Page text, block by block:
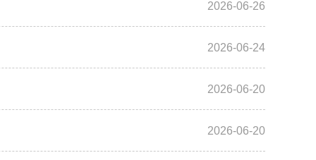
2026-06-26
2026-06-24
2026-06-20
2026-06-20